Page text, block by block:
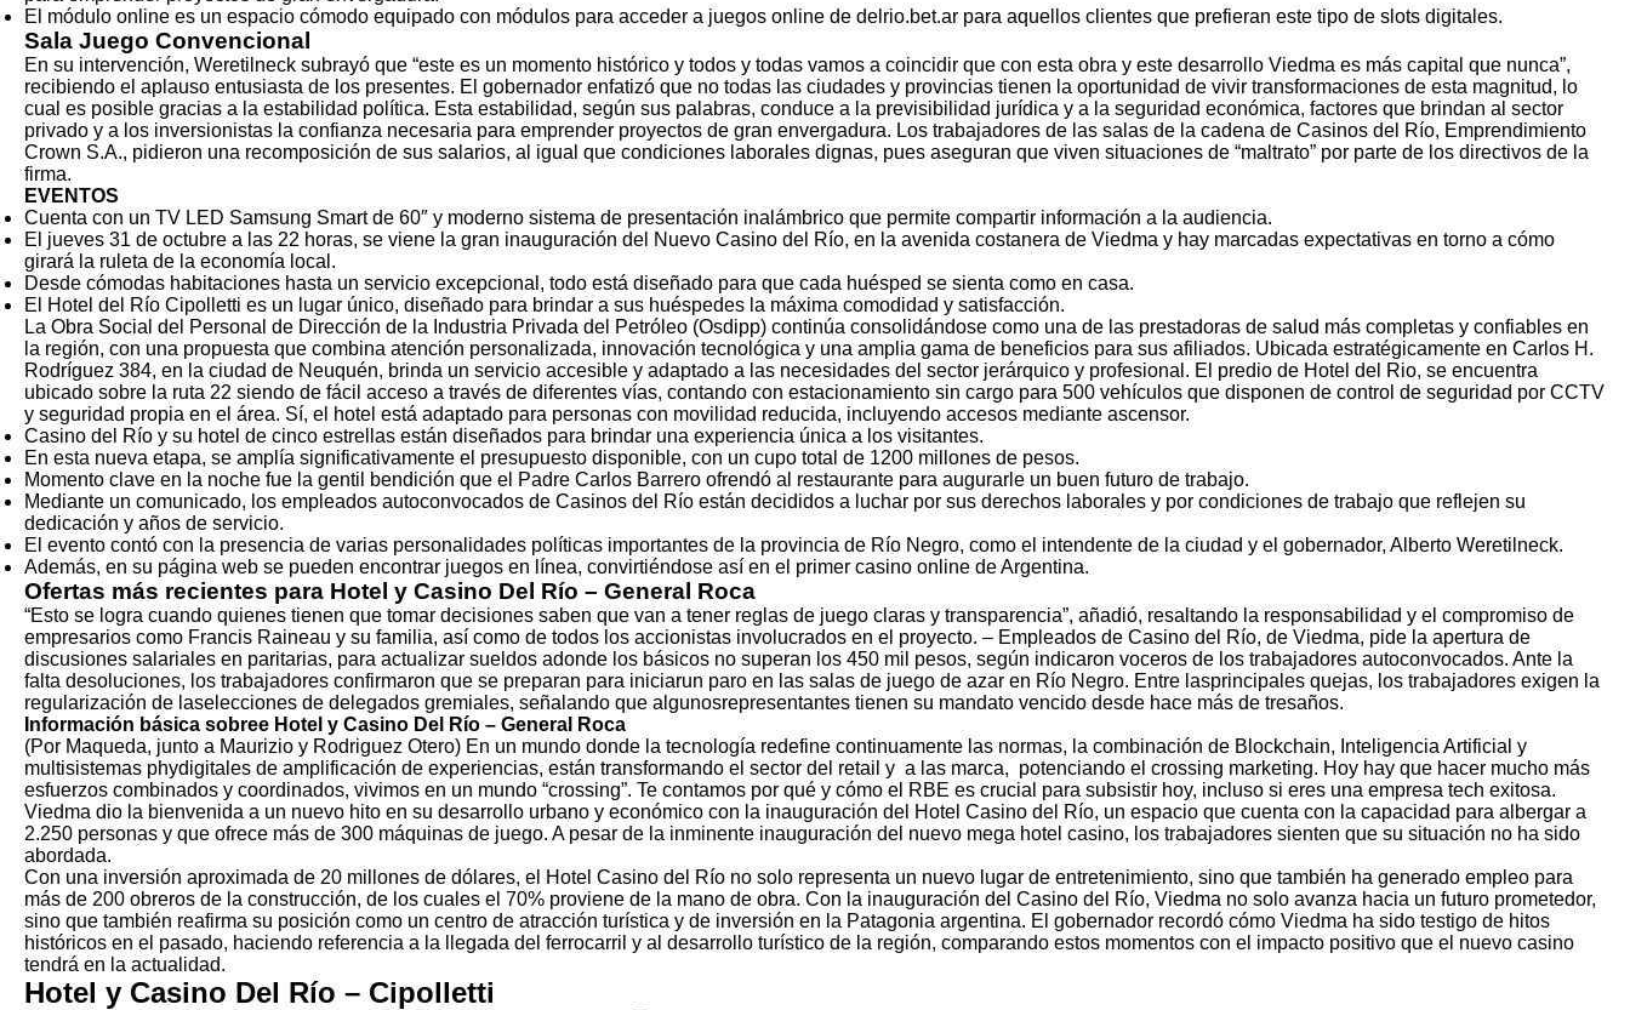
El módulo online es un espacio cómodo equipado con módulos para acceder a juegos online de delrio.bet.ar para aquellos clientes que prefieran este tipo de slots digitales.
Sala Juego Convencional
En su intervención, Weretilneck subrayó que “este es un momento histórico y todos y todas vamos a coincidir que con esta obra y este desarrollo Viedma es más capital que nunca”,
recibiendo el aplauso entusiasta de los presentes. El gobernador enfatizó que no todas las ciudades y provincias tienen la oportunidad de vivir transformaciones de esta magnitud, lo
cual es posible gracias a la estabilidad política. Esta estabilidad, según sus palabras, conduce a la previsibilidad jurídica y a la seguridad económica, factores que brindan al sector
privado y a los inversionistas la confianza necesaria para emprender proyectos de gran envergadura. Los trabajadores de las salas de la cadena de Casinos del Río, Emprendimiento
Crown S.A., pidieron una recomposición de sus salarios, al igual que condiciones laborales dignas, pues aseguran que viven situaciones de “maltrato” por parte de los directivos de la
firma.
EVENTOS
Cuenta con un TV LED Samsung Smart de 60″ y moderno sistema de presentación inalámbrico que permite compartir información a la audiencia.
El jueves 31 de octubre a las 22 horas, se viene la gran inauguración del Nuevo Casino del Río, en la avenida costanera de Viedma y hay marcadas expectativas en torno a cómo
girará la ruleta de la economía local.
Desde cómodas habitaciones hasta un servicio excepcional, todo está diseñado para que cada huésped se sienta como en casa.
El Hotel del Río Cipolletti es un lugar único, diseñado para brindar a sus huéspedes la máxima comodidad y satisfacción.
La Obra Social del Personal de Dirección de la Industria Privada del Petróleo (Osdipp) continúa consolidándose como una de las prestadoras de salud más completas y confiables en
la región, con una propuesta que combina atención personalizada, innovación tecnológica y una amplia gama de beneficios para sus afiliados. Ubicada estratégicamente en Carlos H.
Rodríguez 384, en la ciudad de Neuquén, brinda un servicio accesible y adaptado a las necesidades del sector jerárquico y profesional. El predio de Hotel del Rio, se encuentra
ubicado sobre la ruta 22 siendo de fácil acceso a través de diferentes vías, contando con estacionamiento sin cargo para 500 vehículos que disponen de control de seguridad por CCTV
y seguridad propia en el área. Sí, el hotel está adaptado para personas con movilidad reducida, incluyendo accesos mediante ascensor.
Casino del Río y su hotel de cinco estrellas están diseñados para brindar una experiencia única a los visitantes.
En esta nueva etapa, se amplía significativamente el presupuesto disponible, con un cupo total de 1200 millones de pesos.
Momento clave en la noche fue la gentil bendición que el Padre Carlos Barrero ofrendó al restaurante para augurarle un buen futuro de trabajo.
Mediante un comunicado, los empleados autoconvocados de Casinos del Río están decididos a luchar por sus derechos laborales y por condiciones de trabajo que reflejen su
dedicación y años de servicio.
El evento contó con la presencia de varias personalidades políticas importantes de la provincia de Río Negro, como el intendente de la ciudad y el gobernador, Alberto Weretilneck.
Además, en su página web se pueden encontrar juegos en línea, convirtiéndose así en el primer casino online de Argentina.
Ofertas más recientes para Hotel y Casino Del Río – General Roca
“Esto se logra cuando quienes tienen que tomar decisiones saben que van a tener reglas de juego claras y transparencia”, añadió, resaltando la responsabilidad y el compromiso de
empresarios como Francis Raineau y su familia, así como de todos los accionistas involucrados en el proyecto. – Empleados de Casino del Río, de Viedma, pide la apertura de
discusiones salariales en paritarias, para actualizar sueldos adonde los básicos no superan los 450 mil pesos, según indicaron voceros de los trabajadores autoconvocados. Ante la
falta desoluciones, los trabajadores confirmaron que se preparan para iniciarun paro en las salas de juego de azar en Río Negro. Entre lasprincipales quejas, los trabajadores exigen la
regularización de laselecciones de delegados gremiales, señalando que algunosrepresentantes tienen su mandato vencido desde hace más de tresaños.
Información básica sobree Hotel y Casino Del Río – General Roca
(Por Maqueda, junto a Maurizio y Rodriguez Otero) En un mundo donde la tecnología redefine continuamente las normas, la combinación de Blockchain, Inteligencia Artificial y
multisistemas phydigitales de amplificación de experiencias, están transformando el sector del retail y a las marca, potenciando el crossing marketing. Hoy hay que hacer mucho más
esfuerzos combinados y coordinados, vivimos en un mundo “crossing”. Te contamos por qué y cómo el RBE es crucial para subsistir hoy, incluso si eres una empresa tech exitosa.
Viedma dio la bienvenida a un nuevo hito en su desarrollo urbano y económico con la inauguración del Hotel Casino del Río, un espacio que cuenta con la capacidad para albergar a
2.250 personas y que ofrece más de 300 máquinas de juego. A pesar de la inminente inauguración del nuevo mega hotel casino, los trabajadores sienten que su situación no ha sido
abordada.
Con una inversión aproximada de 20 millones de dólares, el Hotel Casino del Río no solo representa un nuevo lugar de entretenimiento, sino que también ha generado empleo para
más de 200 obreros de la construcción, de los cuales el 70% proviene de la mano de obra. Con la inauguración del Casino del Río, Viedma no solo avanza hacia un futuro prometedor,
sino que también reafirma su posición como un centro de atracción turística y de inversión en la Patagonia argentina. El gobernador recordó cómo Viedma ha sido testigo de hitos
históricos en el pasado, haciendo referencia a la llegada del ferrocarril y al desarrollo turístico de la región, comparando estos momentos con el impacto positivo que el nuevo casino
tendrá en la actualidad.
Hotel y Casino Del Río – Cipolletti